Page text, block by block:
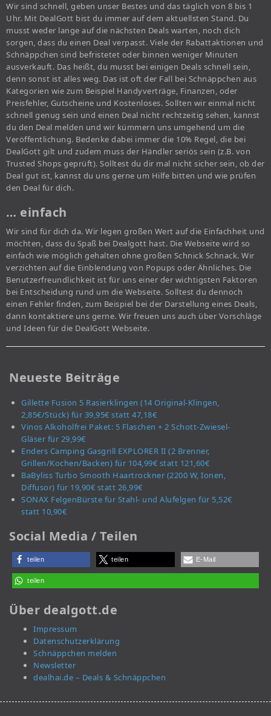
Wir sind schnell, geben unser Bestes und das täglich von 8 bis 1
Uhr. Mit DealGott bist du immer auf dem aktuellsten Stand. Du
musst weder lange auf die nächsten Deals warten, noch dich
sorgen, dass du einen Deal verpasst. Viele der Rabattaktionen und
Schnäppchen sind befristetet oder binnen weniger Minuten
ausverkauft. Das heißt, du musst bei einigen Deals schnell sein,
denn sonst ist alles weg. Das ist oft der Fall bei Schnäppchen aus
Kategorien wie zum Beispiel Handyverträge, Finanzen, oder
Preisfehler, Gutscheine und Kostenloses. Sollten wir einmal nicht
schnell genug sein und einen Deal nicht rechtzeitig sehen, kannst
du den Deal melden und wir kümmern uns umgehend um die
Veröffentlichung. Bedenke dabei immer die 10% Regel, die bei
DealGott gilt und zudem muss der Händler seriös sein (z.B. von
Trusted Shops geprüft). Solltest du dir mal nicht sicher sein, ob der
Deal gut ist, kannst du uns gerne um Hilfe bitten und wie prüfen
den Deal für dich.
… einfach
Wir sind für dich da. Wir legen großen Wert auf die Einfachheit und
möchten, dass du Spaß bei Dealgott hast. Die Webseite wird so
einfach wie möglich gehalten ohne großen Schnick Schnack. Wir
verzichten auf die Einblendung von Popups oder Ähnliches. Die
Benutzerfreundlichkeit ist für uns einer der wichtigsten Faktoren
bei Entscheidung rund um die Webseite. Solltest du dennoch
einen Fehler finden, zum Beispiel bei der Darstellung eines Deals,
dann kontaktiere uns gerne. Wir freuen uns auch über Vorschläge
und Ideen für die DealGott Webseite.
Neueste Beiträge
Gillette Fusion 5 Rasierklingen (14 Original-Klingen,
2,85€/Stück) für 39,95€ statt 47,18€
Vinos Alkoholfrei Paket: 5 Flaschen + 2 Schott-Zwiesel-
Gläser für 29,99€
Enders Camping Gasgrill EXPLORER II (2 Brenner,
Grillen/Kochen/Backen) für 104,99€ statt 121,60€
BaByliss Turbo Smooth Haartrockner (2200 W, Ionen,
Diffusor) für 19,90€ statt 26,99€
SONAX FelgenBürste für Stahl- und Alufelgen für 5,52€
statt 10,90€
Social Media / Teilen
teilen teilen E-Mail
teilen
Über dealgott.de
Impressum
Datenschutzerklärung
Schnäppchen melden
Newsletter
dealhai.de – Deals & Schnäppchen